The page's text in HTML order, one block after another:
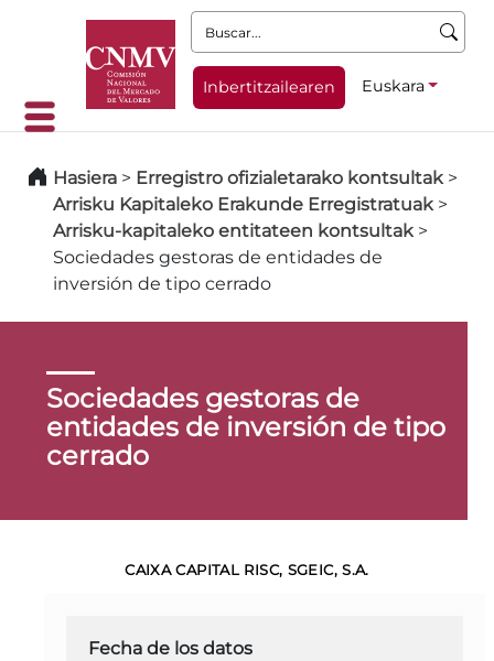
Buscar:
Inbertitzailearen Euskara
Hasiera > Erregistro ofizialetarako kontsultak>
Arrisku Kapitaleko Erakunde Erregistratuak>
Arrisku-kapitaleko entitateen kontsultak>
Sociedades gestoras de entidades de
inversión de tipo cerrado
Sociedades gestoras de
entidades de inversión de tipo
cerrado
CAIXA CAPITAL RISC, SGEIC, S.A.
Fecha de los datos